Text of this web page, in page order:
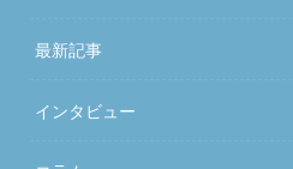
最新記事
インタビュー